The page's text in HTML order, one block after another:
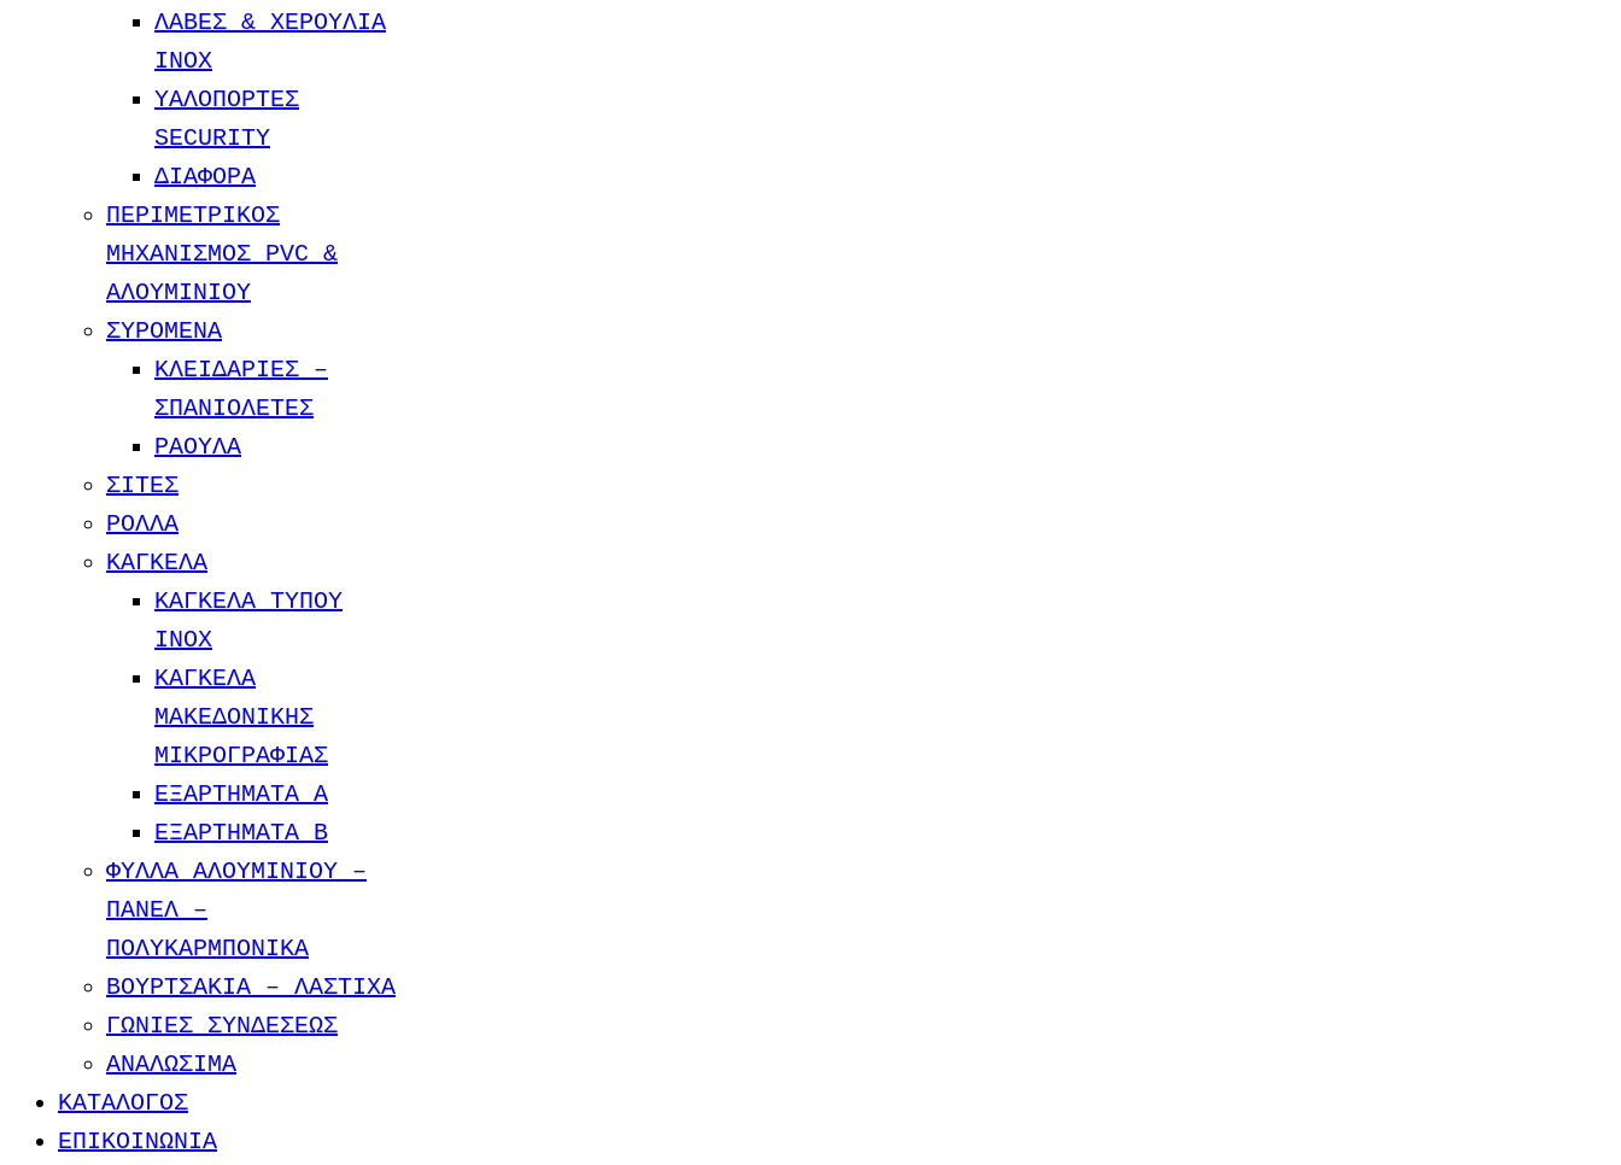
ΛΑΒΕΣ & ΧΕΡΟΥΛΙΑ
INOX
ΥΑΛΟΠΟΡΤΕΣ
SECURITY
ΔΙΑΦΟΡΑ
ΠΕΡΙΜΕΤΡΙΚΟΣ
ΜΗΧΑΝΙΣΜΟΣ PVC &
ΑΛΟΥΜΙΝΙΟΥ
ΣΥΡΟΜΕΝΑ
ΚΛΕΙΔΑΡΙΕΣ –
ΣΠΑΝΙΟΛΕΤΕΣ
ΡΑΟΥΛΑ
ΣΙΤΕΣ
ΡΟΛΛΑ
ΚΑΓΚΕΛΑ
ΚΑΓΚΕΛΑ ΤΥΠΟΥ
INOX
ΚΑΓΚΕΛΑ
ΜΑΚΕΔΟΝΙΚΗΣ
ΜΙΚΡΟΓΡΑΦΙΑΣ
ΕΞΑΡΤΗΜΑΤΑ Α
ΕΞΑΡΤΗΜΑΤΑ Β
ΦΥΛΛΑ ΑΛΟΥΜΙΝΙΟΥ –
ΠΑΝΕΛ –
ΠΟΛΥΚΑΡΜΠΟΝΙΚΑ
ΒΟΥΡΤΣΑΚΙΑ – ΛΑΣΤΙΧΑ
ΓΩΝΙΕΣ ΣΥΝΔΕΣΕΩΣ
ΑΝΑΛΩΣΙΜΑ
ΚΑΤΑΛΟΓΟΣ
ΕΠΙΚΟΙΝΩΝΙΑ